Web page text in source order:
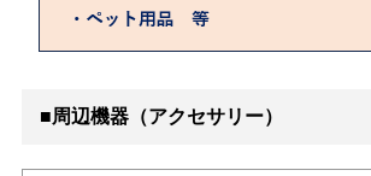
■周辺機器（アクセサリー）